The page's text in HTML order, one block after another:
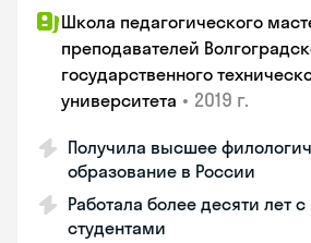
Школа педагогического
преподавателей
государственного
университета • 2019 г.
Получила высшее
образование в России
Работала более десяти лет
студентами